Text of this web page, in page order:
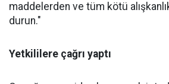
maddelerden ve tüm kötü
durun."
Yetkililere çağrı yaptı